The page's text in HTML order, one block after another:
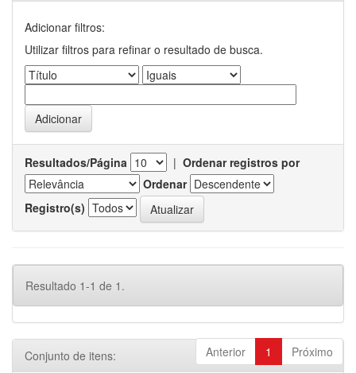
Adicionar filtros:
Utilizar filtros para refinar o resultado de busca.
Resultados/Página | Ordenar registros por
Ordenar
Registro(s)
Resultado 1-1 de 1.
Anterior 1 Próximo
Conjunto de itens: